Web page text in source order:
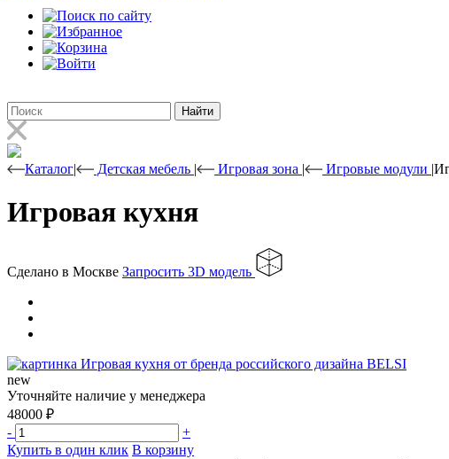
Найти
Каталог| Детская мебель | Игровая зона | Игровые модули |
Игровая кухня
Сделано в Москве Запросить 3D модель
new
Уточняйте наличие у менеджера
48000 ₽
-
+
Купить в один клик В корзину